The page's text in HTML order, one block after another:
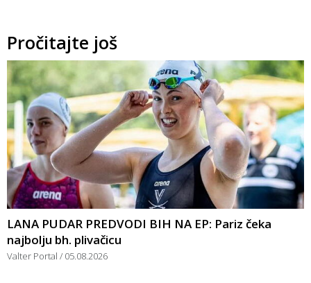
Pročitajte još
LANA PUDAR PREDVODI BIH NA EP: Pariz čeka
najbolju bh. plivačicu
Valter Portal 05.08.2026